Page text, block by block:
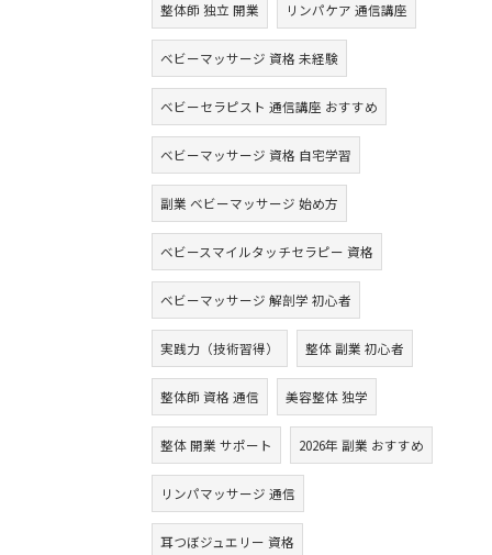
整体師 独立 開業 リンパケア 通信講座
ベビーマッサージ 資格 未経験
ベビーセラピスト 通信講座 おすすめ
ベビーマッサージ 資格 自宅学習
副業 ベビーマッサージ 始め方
ベビースマイルタッチセラピー 資格
ベビーマッサージ 解剖学 初心者
実践力（技術習得） 整体 副業 初心者
整体師 資格 通信 美容整体 独学
整体 開業 サポート 2026年 副業 おすすめ
リンパマッサージ 通信
耳つぼジュエリー 資格